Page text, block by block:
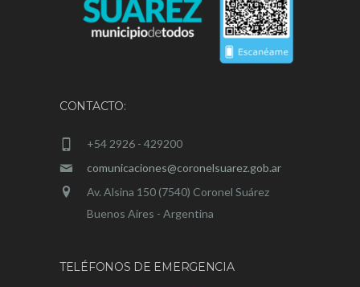
CONTACTO:
+54 2926 - 429200
comunicaciones@coronelsuarez.gob.ar
Av. Alsina 150 (7540) Coronel Suárez
Buenos Aires - Argentina
TELÉFONOS DE EMERGENCIA